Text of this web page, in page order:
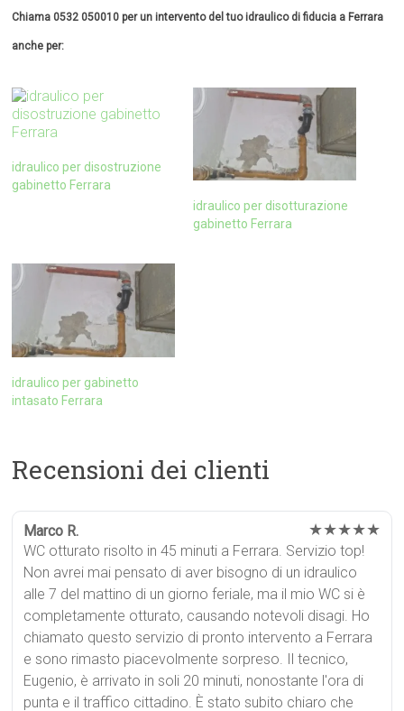
Chiama 0532 050010 per un intervento del tuo idraulico di fiducia a Ferrara
anche per:
idraulico per disostruzione
gabinetto Ferrara
idraulico per disotturazione
gabinetto Ferrara
idraulico per gabinetto
intasato Ferrara
Recensioni dei clienti
Marco R. ★★★★★
WC otturato risolto in 45 minuti a Ferrara. Servizio top!
Non avrei mai pensato di aver bisogno di un idraulico
alle 7 del mattino di un giorno feriale, ma il mio WC si è
completamente otturato, causando notevoli disagi. Ho
chiamato questo servizio di pronto intervento a Ferrara
e sono rimasto piacevolmente sorpreso. Il tecnico,
Eugenio, è arrivato in soli 20 minuti, nonostante l'ora di
punta e il traffico cittadino. È stato subito chiaro che